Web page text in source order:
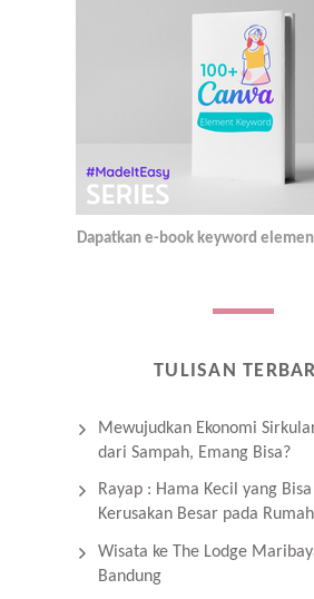
Dapatkan e-book keyword
TULISAN
Mewujudkan Ekonomi
dari Sampah, Emang Bisa?
Rayap : Hama Kecil yang
Kerusakan Besar pada Rumah
Wisata ke The Lodge
Bandung